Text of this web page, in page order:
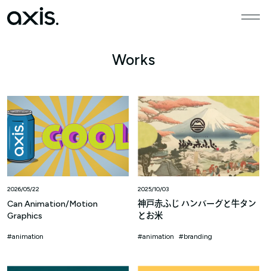
メ
Works
2026/05/22
Can Animation/Motion
Graphics
animation
2025/10/03
神戸赤ふじ ハンバーグと牛タン
とお米
animation branding